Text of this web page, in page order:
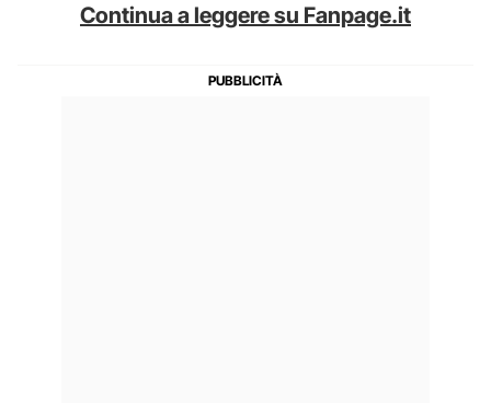
Continua a leggere su Fanpage.it